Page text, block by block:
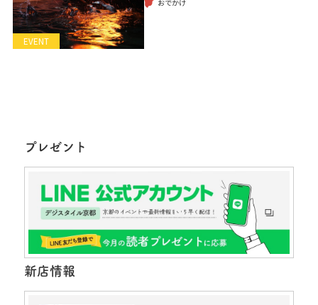
EVENT
おでかけ
プレゼント
新店情報